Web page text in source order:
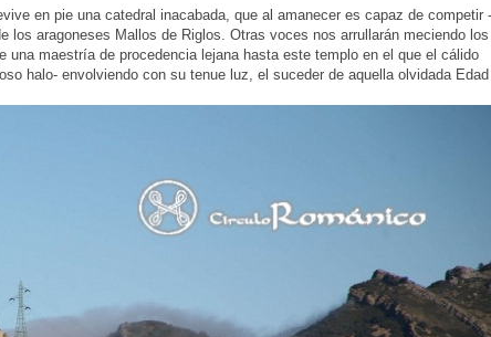
en pie una catedral inacabada, que al amanecer es capaz de competir -
aragoneses Mallos de Riglos. Otras voces nos arrullarán meciendo los
maestría de procedencia lejana hasta este templo en el que el cálido
halo- envolviendo con su tenue luz, el suceder de aquella olvidada Edad